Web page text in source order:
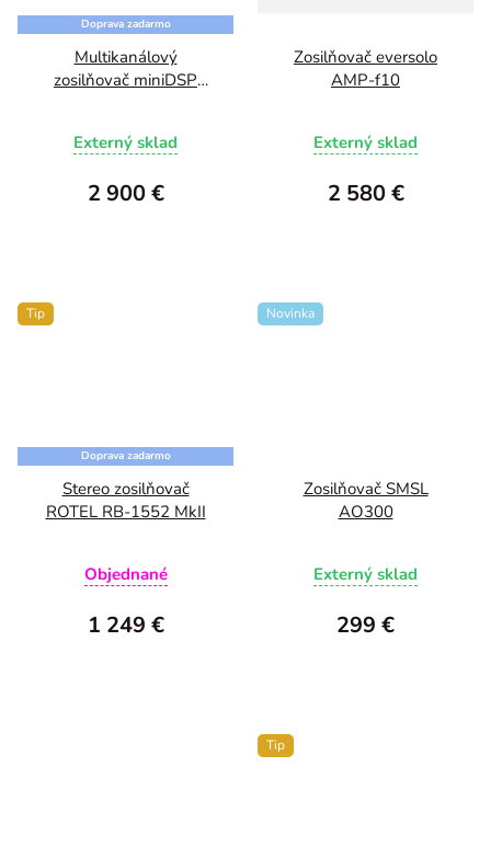
Doprava zadarmo
Multikanálový
zosilňovač miniDSP
Externý sklad
2 900 €
Zosilňovač eversolo
AMP-f10
Externý sklad
2 580 €
Tip
Doprava zadarmo
Stereo zosilňovač
ROTEL RB-1552 MkII
Objednané
1 249 €
Novinka
Zosilňovač SMSL
AO300
Externý sklad
299 €
Tip